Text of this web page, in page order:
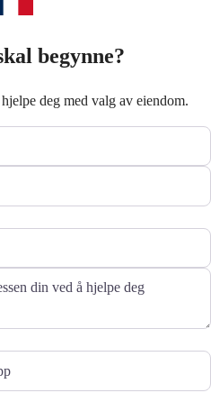
begynne?
deg med valg av eiendom.